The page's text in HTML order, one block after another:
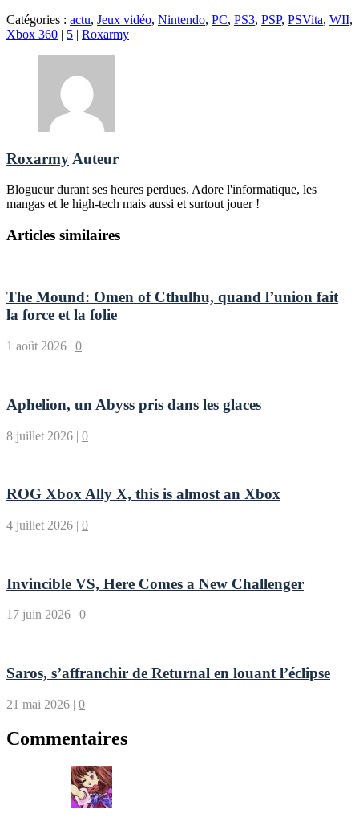
Catégories : actu, Jeux vidéo, Nintendo, PC, PS3, PSP, PSVita, WII,
Xbox 360 | 5 | Roxarmy
Roxarmy Auteur
Blogueur durant ses heures perdues. Adore l'informatique, les
mangas et le high-tech mais aussi et surtout jouer !
Articles similaires
The Mound: Omen of Cthulhu, quand l’union fait
la force et la folie
1 août 2026 | 0
Aphelion, un Abyss pris dans les glaces
8 juillet 2026 | 0
ROG Xbox Ally X, this is almost an Xbox
4 juillet 2026 | 0
Invincible VS, Here Comes a New Challenger
17 juin 2026 | 0
Saros, s’affranchir de Returnal en louant l’éclipse
21 mai 2026 | 0
Commentaires